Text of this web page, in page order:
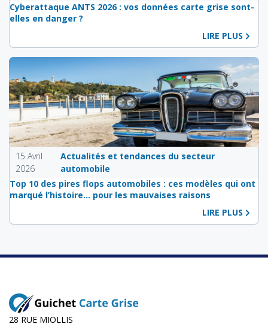
Cyberattaque ANTS 2026 : vos données carte grise sont-
elles en danger ?
LIRE PLUS
15 Avril
2026
Actualités et tendances du secteur
automobile
Top 10 des pires flops automobiles : ces modèles qui ont
marqué l’histoire… pour les mauvaises raisons
LIRE PLUS
28 RUE MIOLLIS